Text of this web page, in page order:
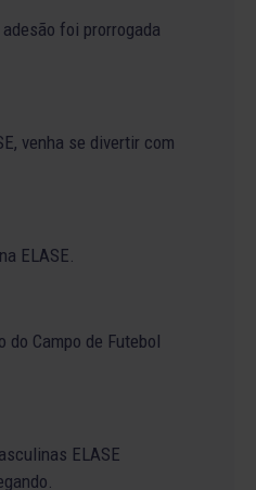
foi prorrogada
venha se divertir com
ELASE.
do Campo de Futebol
ELASE